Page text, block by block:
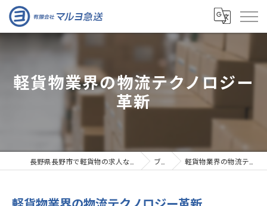
軽貨物業界の物流テクノロジー
革新
ブログ 軽貨物業界の物流テクノロジー革新